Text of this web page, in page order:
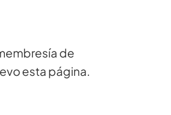
de
esta página.